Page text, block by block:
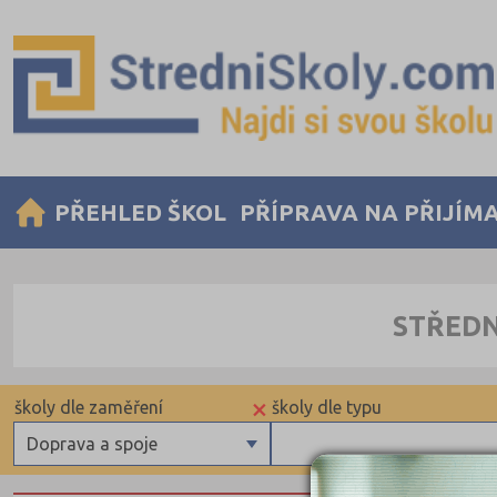
PŘEHLED ŠKOL PŘÍPRAVA NA
školy dle typu
×
Doprava a spoje
školy dle zaměření